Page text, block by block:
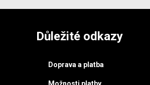
Důležité odkazy
Doprava a platba
Možnosti platby